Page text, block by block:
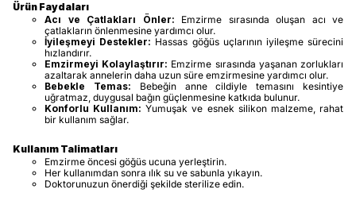
Ürün Faydaları
Acı ve Çatlakları Önler: Emzirme sırasında oluşan acı ve
çatlakların önlenmesine yardımcı olur.
İyileşmeyi Destekler: Hassas göğüs uçlarının iyileşme sürecini
hızlandırır.
Emzirmeyi Kolaylaştırır: Emzirme sırasında yaşanan zorlukları
azaltarak annelerin daha uzun süre emzirmesine yardımcı olur.
Bebekle Temas: Bebeğin anne cildiyle temasını kesintiye
uğratmaz, duygusal bağın güçlenmesine katkıda bulunur.
Konforlu Kullanım: Yumuşak ve esnek silikon malzeme, rahat
bir kullanım sağlar.
Kullanım Talimatları
Emzirme öncesi göğüs ucuna yerleştirin.
Her kullanımdan sonra ılık su ve sabunla yıkayın.
Doktorunuzun önerdiği şekilde sterilize edin.